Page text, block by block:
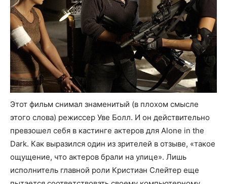
Этот фильм снимал знаменитый (в плохом смысле
этого слова) режиссер Уве Болл. И он действительно
превзошел себя в кастинге актеров для Alone in the
Dark. Как выразился один из зрителей в отзыве, «такое
ощущение, что актеров брали на улице». Лишь
исполнитель главной роли Кристиан Слейтер еще